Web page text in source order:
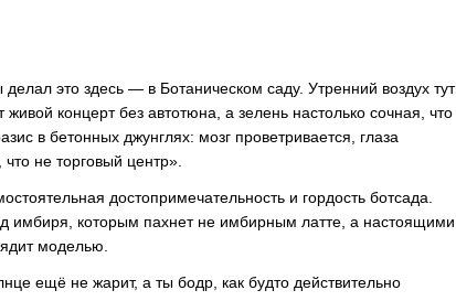
это здесь — в Ботаническом саду. Утренний воздух тут
концерт без автотюна, а зелень настолько сочная, что
в бетонных джунглях: мозг проветривается, глаза
не торговый центр».
достопримечательность и гордость ботсада.
имбиря, которым пахнет не имбирным латте, а настоящими
моделью.
ещё не жарит, а ты бодр, как будто действительно